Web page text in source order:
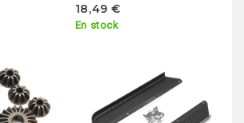
18,49 €
En stock